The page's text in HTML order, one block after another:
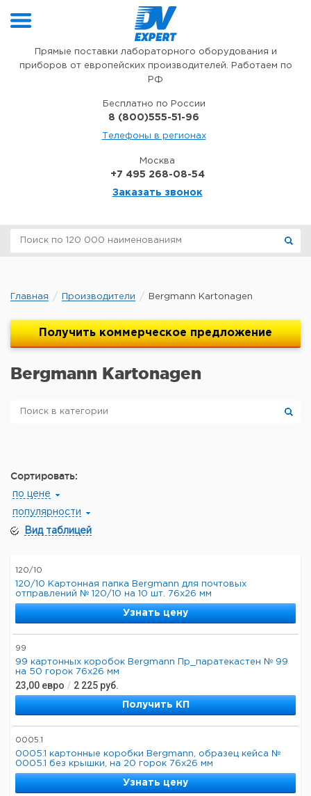
Прямые поставки лабораторного оборудования и
приборов от европейских производителей. Работаем по
РФ
Бесплатно по России
8 (800)555-51-96
Телефоны в регионах
Москва
+7 495 268-08-54
Заказать звонок
Главная Производители Bergmann Kartonagen
Получить коммерческое предложение
Bergmann Kartonagen
Сортировать:
по цене
популярности
Вид таблицей
120/10
120/10 Картонная папка Bergmann для почтовых
отправлений № 120/10 на 10 шт. 76x26 мм
Узнать цену
99
99 картонных коробок Bergmann Пр_паратекастен № 99
на 50 горок 76x26 мм
23,00 евро / 2 225 руб.
Получить КП
0005.1
0005.1 картонные коробки Bergmann, образец кейса №
0005.1 без крышки, на 20 горок 76x26 мм
Узнать цену